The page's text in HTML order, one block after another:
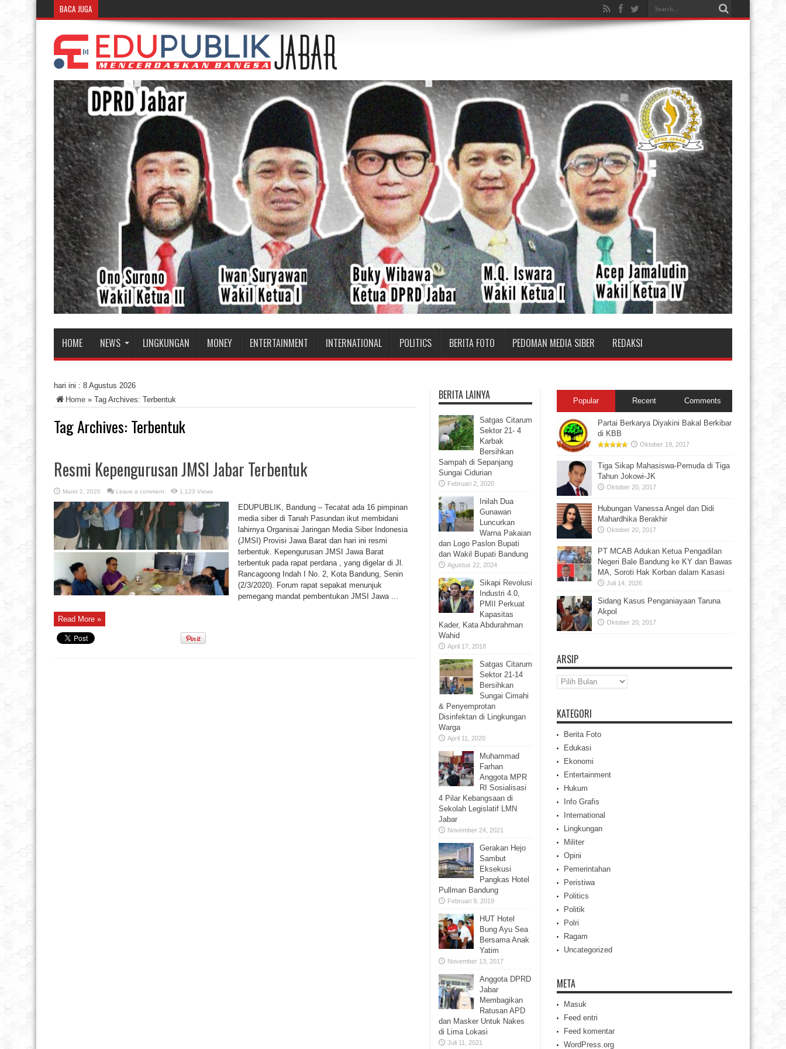
BACA JUGA
HOME NEWS LINGKUNGAN MONEY ENTERTAINMENT INTERNATIONAL POLITICS BERITA FOTO PEDOMAN MEDIA SIBER REDAKSI
hari ini : 8 Agustus 2026
Home » Tag Archives: Terbentuk
Tag Archives: Terbentuk
Resmi Kepengurusan JMSI Jabar Terbentuk
Maret 2, 2020 Leave a comment 1,123 Views
EDUPUBLIK, Bandung – Tecatat ada 16 pimpinan
media siber di Tanah Pasundan ikut membidani
lahirnya Organisai Jaringan Media Siber Indonesia
(JMSI) Provisi Jawa Barat dan hari ini resmi
terbentuk. Kepengurusan JMSI Jawa Barat
terbentuk pada rapat perdana , yang digelar di Jl.
Rancagoong Indah I No. 2, Kota Bandung, Senin
(2/3/2020). Forum rapat sepakat menunjuk
pemegang mandat pembentukan JMSI Jawa ...
Read More »
BERITA LAINYA
Satgas Citarum
Sektor 21- 4
Karbak
Bersihkan
Sampah di Sepanjang
Sungai Cidurian
Februari 2, 2020
Inilah Dua
Gunawan
Luncurkan
Warna Pakaian
dan Logo Paslon Bupati
dan Wakil Bupati Bandung
Agustus 22, 2024
Sikapi Revolusi
Industri 4.0,
PMII Perkuat
Kapasitas
Kader, Kata Abdurahman
Wahid
April 17, 2018
Satgas Citarum
Sektor 21-14
Bersihkan
Sungai Cimahi
& Penyemprotan
Disinfektan di Lingkungan
Warga
April 11, 2020
Muhammad
Farhan
Anggota MPR
RI Sosialisasi
4 Pilar Kebangsaan di
Sekolah Legislatif LMN
Jabar
November 24, 2021
Gerakan Hejo
Sambut
Eksekusi
Pangkas Hotel
Pullman Bandung
Februari 9, 2019
HUT Hotel
Bung Ayu Sea
Bersama Anak
Yatim
November 13, 2017
Anggota DPRD
Jabar
Membagikan
Ratusan APD
dan Masker Untuk Nakes
di Lima Lokasi
Juli 11, 2021
Popular Recent Comments
Partai Berkarya Diyakini Bakal Berkibar
di KBB
Oktober 19, 2017
Tiga Sikap Mahasiswa-Pemuda di Tiga
Tahun Jokowi-JK
Oktober 20, 2017
Hubungan Vanessa Angel dan Didi
Mahardhika Berakhir
Oktober 20, 2017
PT MCAB Adukan Ketua Pengadilan
Negeri Bale Bandung ke KY dan Bawas
MA, Soroti Hak Korban dalam Kasasi
Juli 14, 2026
Sidang Kasus Penganiayaan Taruna
Akpol
Oktober 20, 2017
ARSIP
Arsip
KATEGORI
Berita Foto
Edukasi
Ekonomi
Entertainment
Hukum
Info Grafis
International
Lingkungan
Militer
Opini
Pemerintahan
Peristiwa
Politics
Politik
Polri
Ragam
Uncategorized
META
Masuk
Feed entri
Feed komentar
WordPress.org